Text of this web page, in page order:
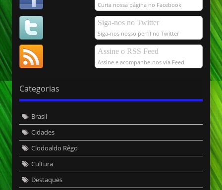
Curta nossa página no Facebook
Siga-nos no Twitter
Siga-nos nosso perfil no Twitter
Assine o RSS Feed
Assine e acompanhe-nos via Feed
Categorias
Brasil
Cidades
Clodoaldo Rêgo
Cultura
Destaques